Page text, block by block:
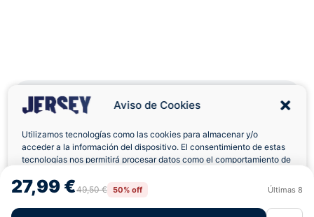
Aviso de Cookies
Utilizamos tecnologías como las cookies para almacenar y/o
acceder a la información del dispositivo. El consentimiento de estas
tecnologías nos permitirá procesar datos como el comportamiento de
retirar el consentimiento, puede afectar negativamente a ciertas
características y funciones.
Rechazar
27,99 €49,50 € 50% off Últimas 8
Envíos a Domicilio Devolución 7 Días